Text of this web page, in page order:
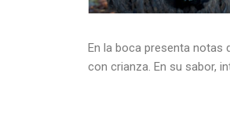
En la boca presenta notas
con crianza. En su sabor,